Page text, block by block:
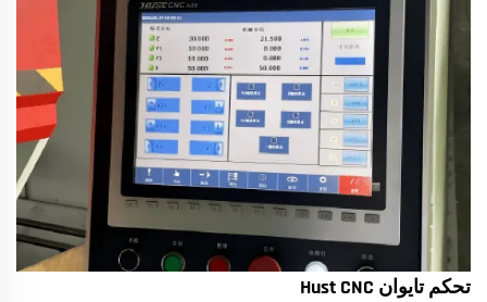
تحكم تايوان Hust CNC